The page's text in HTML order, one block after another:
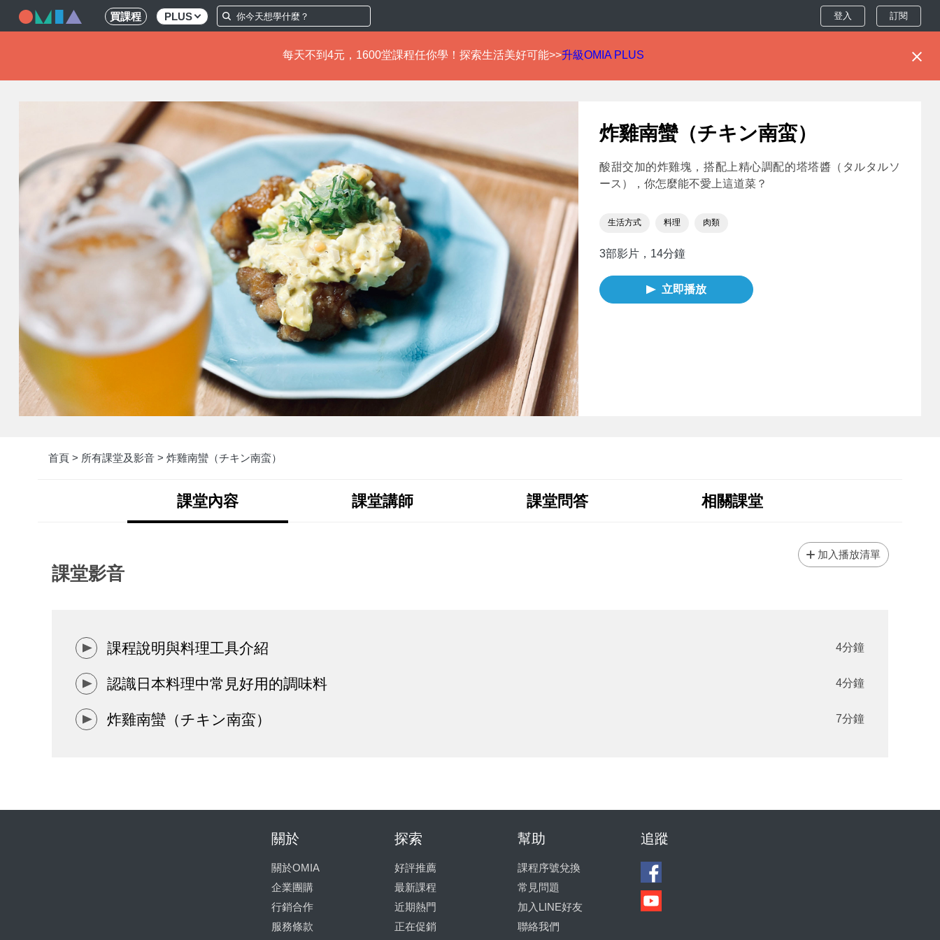
買課程 PLUS 登入 訂閱
每天不到4元，1600堂課程任你學！探索生活美好可能>>升級OMIA PLUS
炸雞南蠻（チキン南蛮）
酸甜交加的炸雞塊，搭配上精心調配的塔塔醬（タルタルソ
ース），你怎麼能不愛上這道菜？
生活方式 料理 肉類
3部影片，14分鐘
立即播放
首頁 > 所有課堂及影音 > 炸雞南蠻（チキン南蛮）
課堂內容 課堂講師 課堂問答 相關課堂
課堂影音
加入播放清單
課程說明與料理工具介紹 4分鐘
認識日本料理中常見好用的調味料 4分鐘
炸雞南蠻（チキン南蛮） 7分鐘
關於
關於OMIA
企業團購
行銷合作
服務條款
探索
好評推薦
最新課程
近期熱門
正在促銷
幫助
課程序號兌換
常見問題
加入LINE好友
聯絡我們
追蹤